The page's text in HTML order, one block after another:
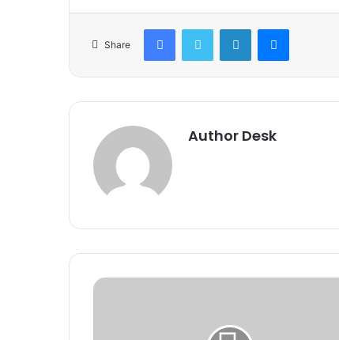
Share
FacebookTwitter LinkedInMessenger
Author Desk